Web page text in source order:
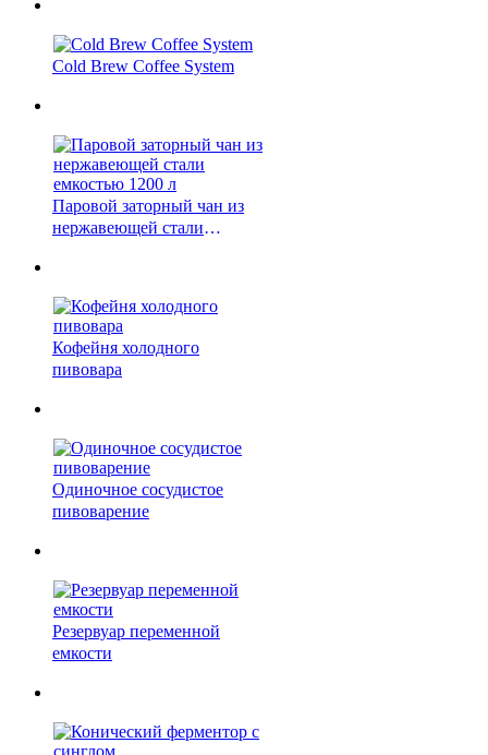
Cold Brew Coffee System
Паровой заторный чан из
нержавеющей стали
Кофейня холодного
пивовара
Одиночное сосудистое
пивоварение
Резервуар переменной
емкости